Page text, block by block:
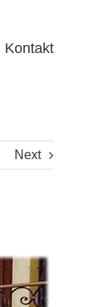
Kontakt
Next